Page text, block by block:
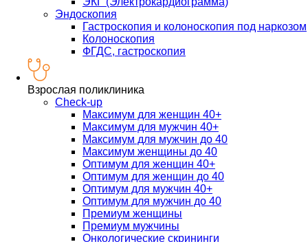
Эндоскопия
Гастроскопия и колоноскопия под наркозом
Колоноскопия
ФГДС, гастроскопия
Взрослая поликлиника
Check-up
Максимум для женщин 40+
Максимум для мужчин 40+
Максимум для мужчин до 40
Максимум женщины до 40
Оптимум для женщин 40+
Оптимум для женщин до 40
Оптимум для мужчин 40+
Оптимум для мужчин до 40
Премиум женщины
Премиум мужчины
Онкологические скрининги